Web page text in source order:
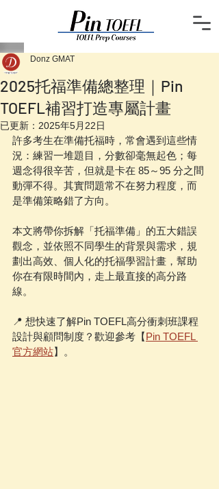
2025托福準備總整理｜Pin
TOEFL補習打造專屬計畫
Donz GMAT
已更新： 2025年5月22日
許多考生在準備托福時，常會遇到這些情
況：練習一堆題目，分數卻毫無起色；每
週念得很辛苦，但就是卡在 85～95 分之間
動彈不得。其實問題常不在努力程度，而
是準備策略錯了方向。
本文將帶你拆解「托福準備」的五大錯誤
觀念，並依照不同學生的背景與需求，規
劃出高效、個人化的托福學習計畫，幫助
你在有限時間內，走上最直接的高分路
線。
📍 想快速了解Pin TOEFL高分衝刺班課程
設計與顧問制度？歡迎參考【Pin TOEFL
官方網站】。